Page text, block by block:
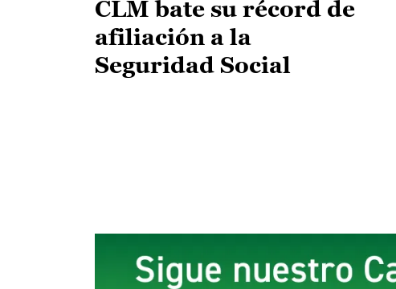
CLM bate su récord de
afiliación a la
Seguridad Social